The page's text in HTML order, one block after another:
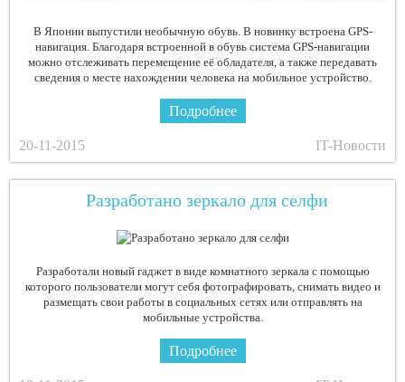
В Японии выпустили необычную обувь. В новинку встроена GPS-
навигация. Благодаря встроенной в обувь система GPS-навигации
можно отслеживать перемещение её обладателя, а также передавать
сведения о месте нахождении человека на мобильное устройство.
Подробнее
20-11-2015 IT-Новости
Разработано зеркало для селфи
Разработали новый гаджет в виде комнатного зеркала с помощью
которого пользователи могут себя фотографировать, снимать видео и
размещать свои работы в социальных сетях или отправлять на
мобильные устройства.
Подробнее